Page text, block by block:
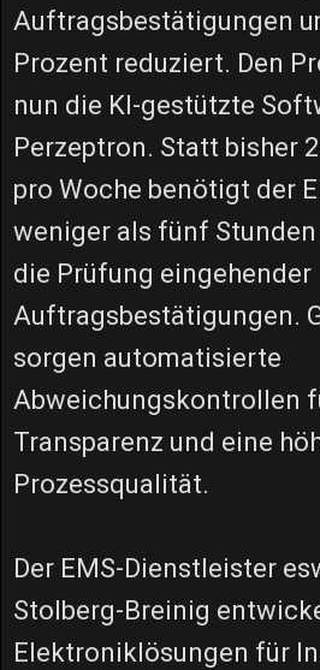
Auftragsbestätigungen
Prozent reduziert. Den
nun die KI-gestützte
Perzeptron. Statt bisher
pro Woche benötigt der
weniger als fünf
die Prüfung eingehender
Auftragsbestätigungen.
sorgen automatisierte
Abweichungskontrollen
Transparenz und eine
Prozessqualität.
Der EMS-Dienstleister
Stolberg-Breinig
Elektroniklösungen für